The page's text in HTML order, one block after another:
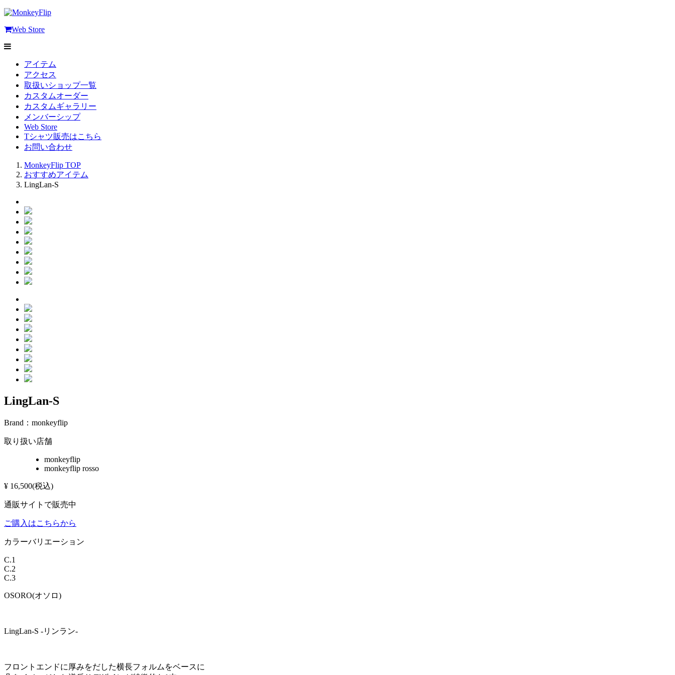
Web Store
アイテム
アクセス
取扱いショップ一覧
カスタムオーダー
カスタムギャラリー
メンバーシップ
Web Store
Tシャツ販売はこちら
お問い合わせ
MonkeyFlip TOP
おすすめアイテム
LingLan-S
LingLan-S
Brand： monkeyflip
取り扱い店舗
monkeyflip
monkeyflip rosso
¥ 16,500(税込)
通販サイトで販売中
ご購入はこちらから
カラーバリエーション
C.1
C.2
C.3
OSORO(オソロ)
LingLan-S -リンラン-
フロントエンドに厚みをだした横長フォルムをベースに